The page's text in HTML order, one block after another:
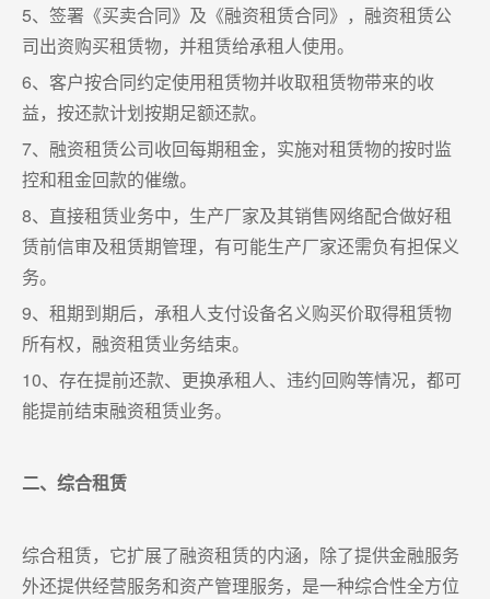
5、签署《买卖合同》及《融资租赁合同》，融资租赁公
司出资购买租赁物，并租赁给承租人使用。
6、客户按合同约定使用租赁物并收取租赁物带来的收
益，按还款计划按期足额还款。
7、融资租赁公司收回每期租金，实施对租赁物的按时监
控和租金回款的催缴。
8、直接租赁业务中，生产厂家及其销售网络配合做好租
赁前信审及租赁期管理，有可能生产厂家还需负有担保义
务。
9、租期到期后，承租人支付设备名义购买价取得租赁物
所有权，融资租赁业务结束。
10、存在提前还款、更换承租人、违约回购等情况，都可
能提前结束融资租赁业务。
二、综合租赁
综合租赁，它扩展了融资租赁的内涵，除了提供金融服务
外还提供经营服务和资产管理服务，是一种综合性全方位